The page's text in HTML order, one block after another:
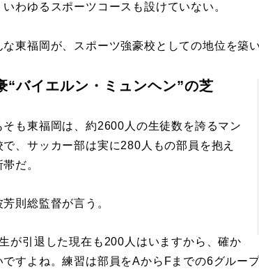
いわゆるスポーツコースも設けていない。
東福岡が、スポーツ強豪校としての地位を築
“バイエルン・ミュンヘン”の芝
も東福岡は、約2600人の生徒数を誇るマン
で、サッカー部は実に280人もの部員を抱え
だ。
則総監督が言う。
生が引退した現在も200人はいますから、確か
ですよね。練習は部員をAからFまでの6グルー